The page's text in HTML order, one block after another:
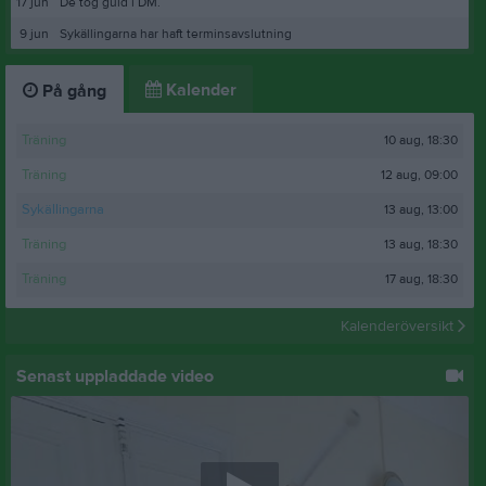
9 jun
Sykällingarna har haft terminsavslutning
På gång Kalender
Träning 10 aug, 18:30
Träning 12 aug, 09:00
Sykällingarna 13 aug, 13:00
Träning 13 aug, 18:30
Träning 17 aug, 18:30
Kalenderöversikt
Senast uppladdade video